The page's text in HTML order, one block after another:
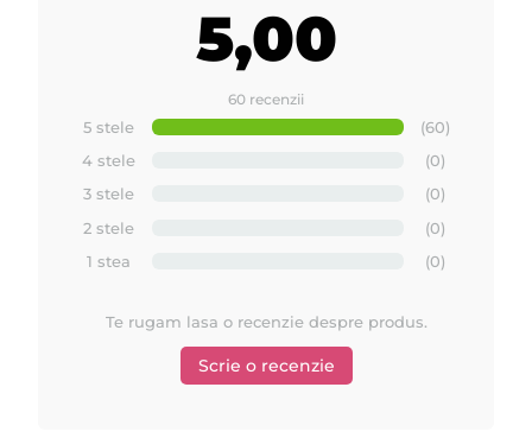
5,00
60 recenzii
5 stele
(60)
4 stele
(0)
3 stele
(0)
2 stele
(0)
1 stea
(0)
Te rugam lasa o recenzie despre produs.
Scrie o recenzie